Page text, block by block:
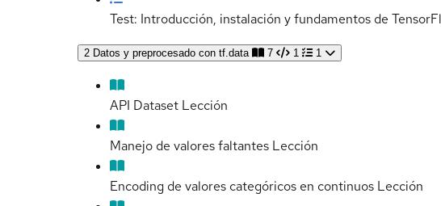
Test: Introducción, instalación y fundamentos de
2 Datos y preprocesado con tf.data 7 1 1
API Dataset Lección
Manejo de valores faltantes Lección
Encoding de valores categóricos en continuos Lección